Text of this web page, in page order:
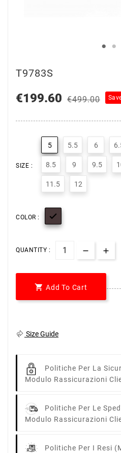
T9783S
€199.60 €499.00
SIZE :
5 5.5 6
8.5 9 9.5
11.5 12
COLOR : 
QUANTITY :
 Add To Cart
Size Guide
Politiche Per La
Modulo Rassicurazioni
Politiche Per Le
Modulo Rassicurazioni
Politiche Per I Resi